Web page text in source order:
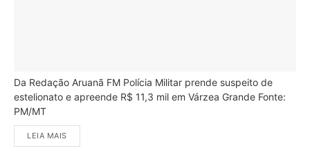
Da Redação Aruanã FM Polícia Militar prende suspeito de
estelionato e apreende R$ 11,3 mil em Várzea Grande Fonte:
PM/MT
LEIA MAIS